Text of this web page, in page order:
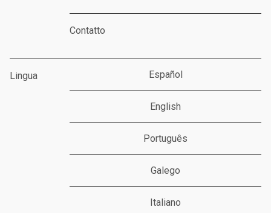
Contatto
Lingua Español
English
Português
Galego
Italiano